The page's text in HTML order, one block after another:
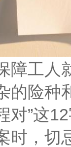
障工人
的险种
对”这
时，切